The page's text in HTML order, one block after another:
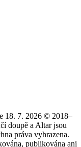
18. 7. 2026 © 2018–
doupě a Altar jsou
práva vyhrazena.
publikována ani